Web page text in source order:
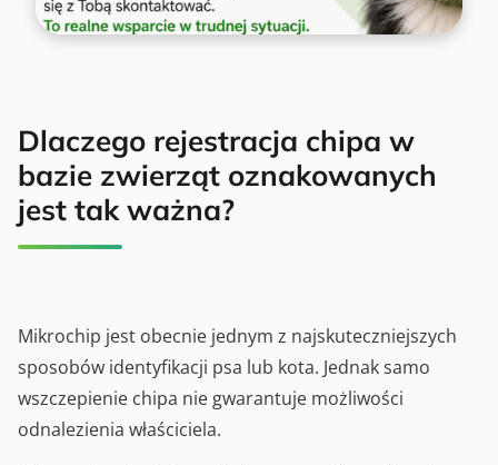
Dlaczego rejestracja chipa w
bazie zwierząt oznakowanych
jest tak ważna?
Mikrochip jest obecnie jednym z najskuteczniejszych
sposobów identyfikacji psa lub kota. Jednak samo
wszczepienie chipa nie gwarantuje możliwości
odnalezienia właściciela.